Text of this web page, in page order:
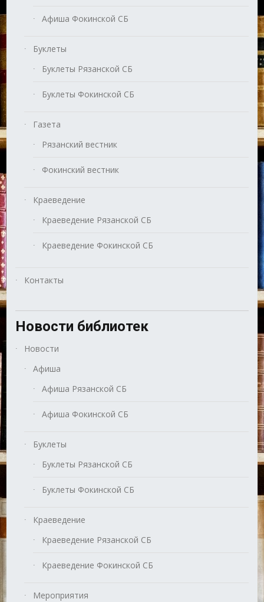
Афиша Фокинской СБ
Буклеты
Буклеты Рязанской СБ
Буклеты Фокинской СБ
Газета
Рязанский вестник
Фокинский вестник
Краеведение
Краеведение Рязанской СБ
Краеведение Фокинской СБ
Контакты
Новости библиотек
Новости
Афиша
Афиша Рязанской СБ
Афиша Фокинской СБ
Буклеты
Буклеты Рязанской СБ
Буклеты Фокинской СБ
Краеведение
Краеведение Рязанской СБ
Краеведение Фокинской СБ
Мероприятия